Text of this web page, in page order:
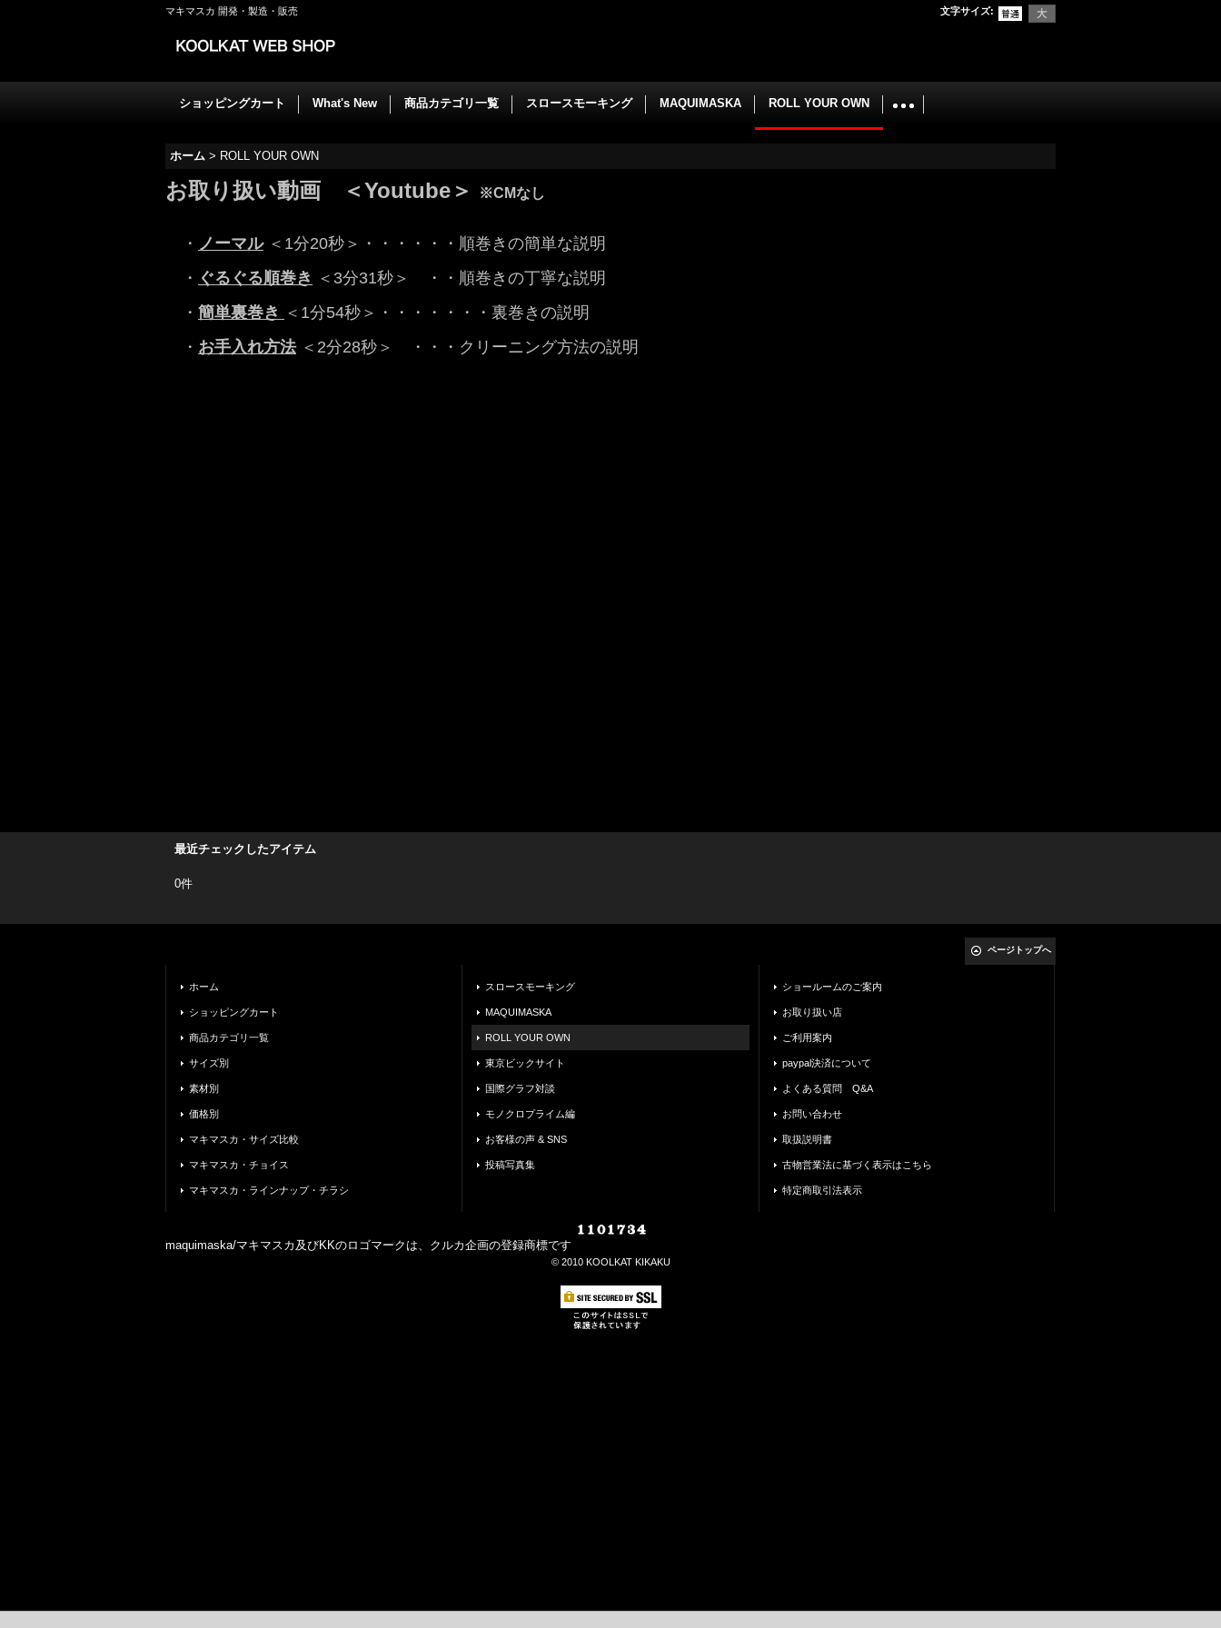
マキマスカ 開発・製造・販売 文字サイズ:
ショッピングカート What's New 商品カテゴリ一覧 スロースモーキング MAQUIMASKA ROLL YOUR OWN
ホーム > ROLL YOUR OWN
お取り扱い動画 ＜Youtube＞ ※CMなし
・ ノーマル＜1分20秒＞・・・・・・順巻きの簡単な説明
・ ぐるぐる順巻き ＜3分31秒＞ ・・順巻きの丁寧な説明
・ 簡単裏巻き ＜1分54秒＞・・・・・・・裏巻きの説明
・ お手入れ方法＜2分28秒＞ ・・・クリーニング方法の説明
最近チェックしたアイテム
0件
ページトップへ
ホーム
ショッピングカート
商品カテゴリ一覧
サイズ別
素材別
価格別
マキマスカ・サイズ比較
マキマスカ・チョイス
マキマスカ・ラインナップ・チラシ
スロースモーキング
MAQUIMASKA
ROLL YOUR OWN
東京ビックサイト
国際グラフ対談
モノクロプライム編
お客様の声 & SNS
投稿写真集
ショールームのご案内
お取り扱い店
ご利用案内
paypal決済について
よくある質問 Q&A
お問い合わせ
取扱説明書
古物営業法に基づく表示はこちら
特定商取引法表示
maquimaska/マキマスカ及びKKのロゴマークは、クルカ企画の登録商標です
©︎ 2010 KOOLKAT KIKAKU